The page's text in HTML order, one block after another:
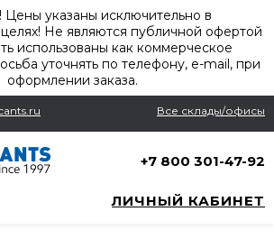
указаны исключительно в
Не являются публичной офертой
использованы как коммерческое
уточнять по телефону, e-mail, при
оформлении заказа.
Все склады/офисы
+7 800 301-47-92
ЛИЧНЫЙ КАБИНЕТ